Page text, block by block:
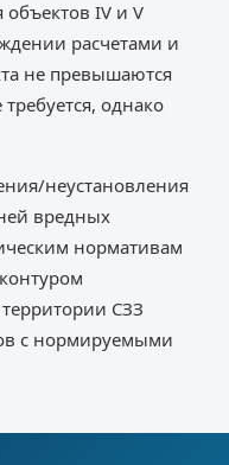
IV и V
расчетами и
не превышаются
однако
неустановления
вредных
нормативам
СЗЗ
с нормируемыми